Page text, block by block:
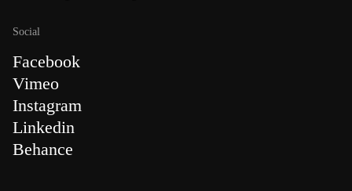
Social
Facebook
Vimeo
Instagram
Linkedin
Behance